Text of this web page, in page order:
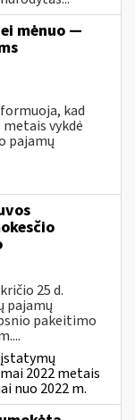
mėnuo —
kad
vykdė
pajamų
25 d.
pajamų
pakeitimo
2022 metais
nuo 2022 m.